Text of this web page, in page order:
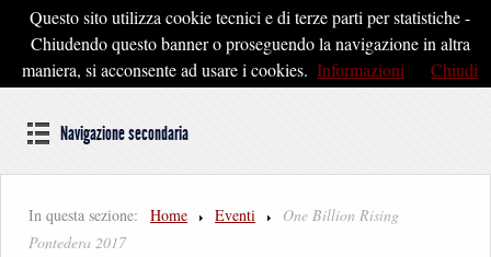
Pontedera2020
Dal cuore della Toscana un'idea di Futuro
Navigazione secondaria
In questa sezione: Home Eventi
One Billion Rising
Pontedera 2017
Questo sito utilizza cookie tecnici e di terze parti per statistiche -
Chiudendo questo banner o proseguendo la navigazione in altra
maniera, si acconsente ad usare i cookies. Informazioni Chiudi